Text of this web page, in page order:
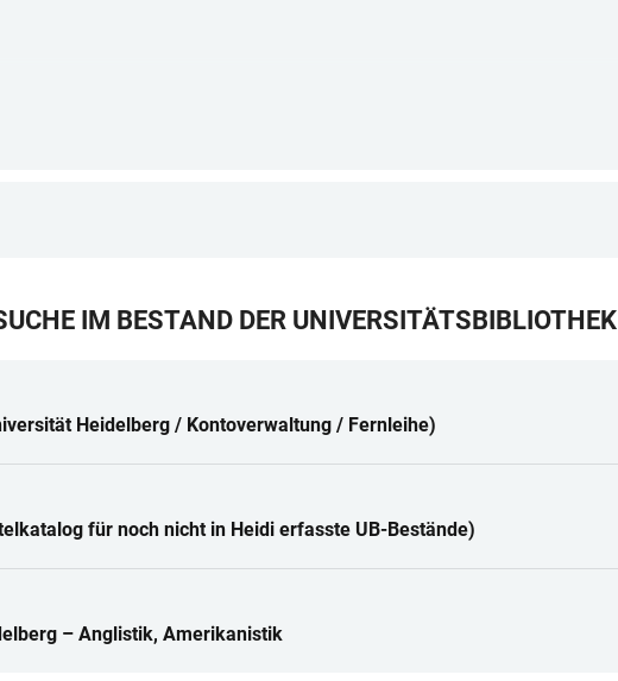
IM BESTAND DER UNIVERSITÄTSBIBLIOTHEK
Heidelberg / Kontoverwaltung / Fernleihe)
für noch nicht in Heidi erfasste UB-Bestände)
– Anglistik, Amerikanistik